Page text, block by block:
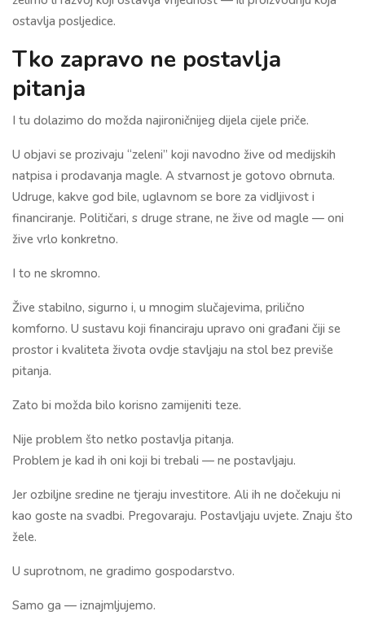
ostavlja posljedice.
Tko zapravo ne postavlja
pitanja
I tu dolazimo do možda najironičnijeg dijela cijele priče.
U objavi se prozivaju “zeleni” koji navodno žive od medijskih
natpisa i prodavanja magle. A stvarnost je gotovo obrnuta.
Udruge, kakve god bile, uglavnom se bore za vidljivost i
financiranje. Političari, s druge strane, ne žive od magle — oni
žive vrlo konkretno.
I to ne skromno.
Žive stabilno, sigurno i, u mnogim slučajevima, prilično
komforno. U sustavu koji financiraju upravo oni građani čiji se
prostor i kvaliteta života ovdje stavljaju na stol bez previše
pitanja.
Zato bi možda bilo korisno zamijeniti teze.
Nije problem što netko postavlja pitanja.
Problem je kad ih oni koji bi trebali — ne postavljaju.
Jer ozbiljne sredine ne tjeraju investitore. Ali ih ne dočekuju ni
kao goste na svadbi. Pregovaraju. Postavljaju uvjete. Znaju što
žele.
U suprotnom, ne gradimo gospodarstvo.
Samo ga — iznajmljujemo.